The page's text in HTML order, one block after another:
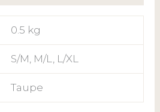
0.5 kg
S/M, M/L, L/XL
Taupe